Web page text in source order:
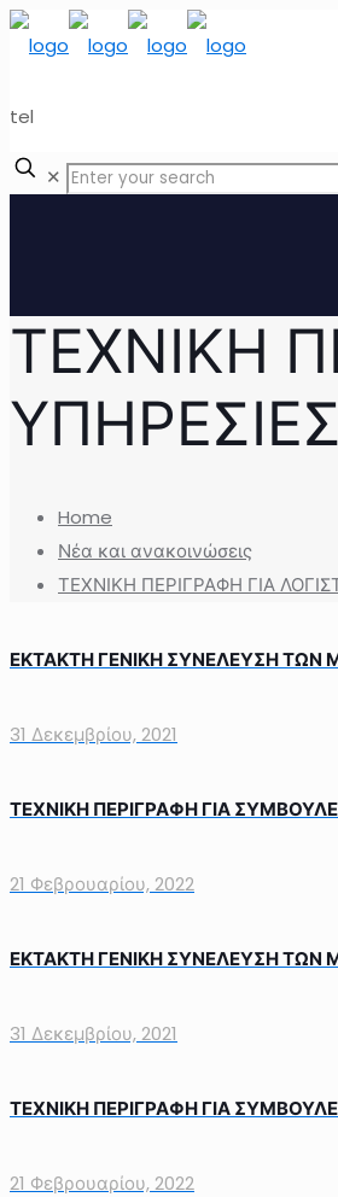
tel
✕
ΤΕΧΝΙΚΗ
ΥΠΗΡΕΣΙΕΣ
Home
Νέα και ανακοινώσεις
ΤΕΧΝΙΚΗ ΠΕΡΙΓΡΑΦΗ ΓΙΑ
ΕΚΤΑΚΤΗ ΓΕΝΙΚΗ ΣΥΝΕΛΕΥΣΗ ΤΩΝ
31 Δεκεμβρίου, 2021
ΤΕΧΝΙΚΗ ΠΕΡΙΓΡΑΦΗ ΓΙΑ
21 Φεβρουαρίου, 2022
ΕΚΤΑΚΤΗ ΓΕΝΙΚΗ ΣΥΝΕΛΕΥΣΗ ΤΩΝ
31 Δεκεμβρίου, 2021
ΤΕΧΝΙΚΗ ΠΕΡΙΓΡΑΦΗ ΓΙΑ
21 Φεβρουαρίου, 2022